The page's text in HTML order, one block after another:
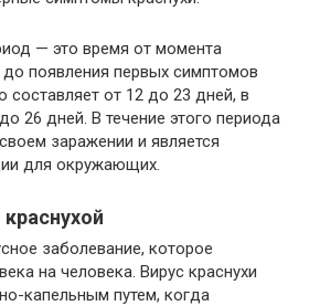
— это время от момента
появления первых симптомов
составляет от 12 до 23 дней, в
26 дней. В течение этого периода
заражении и является
для окружающих.
заболевание, которое
на человека. Вирус краснухи
капельным путем, когда